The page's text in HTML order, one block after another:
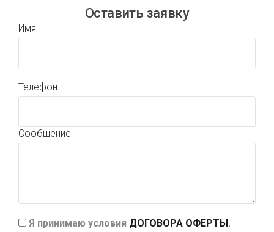
Оставить заявку
Имя
Телефон
Сообщение
Я принимаю условия ДОГОВОРА ОФЕРТЫ.